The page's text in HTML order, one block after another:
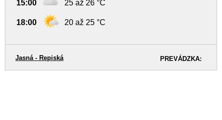
15:00 25 až 26 °C
18:00 20 až 25 °C
PREVÁDZKA:
Jasná - Repiská